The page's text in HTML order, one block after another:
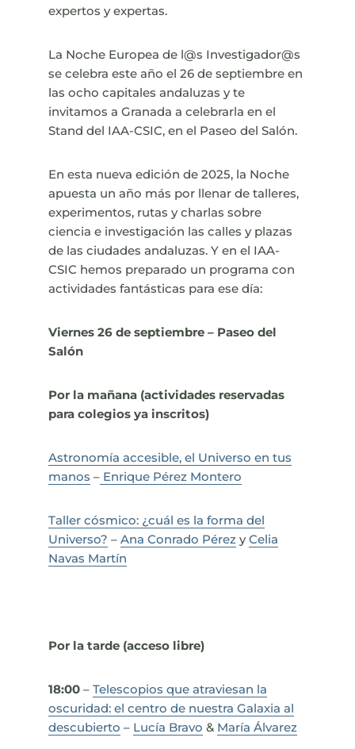
expertos y expertas.
La Noche Europea de l@s Investigador@s
se celebra este año el 26 de septiembre en
las ocho capitales andaluzas y te
invitamos a Granada a celebrarla en el
Stand del IAA-CSIC, en el Paseo del Salón.
En esta nueva edición de 2025, la Noche
apuesta un año más por llenar de talleres,
experimentos, rutas y charlas sobre
ciencia e investigación las calles y plazas
de las ciudades andaluzas. Y en el IAA-
CSIC hemos preparado un programa con
actividades fantásticas para ese día:
Viernes 26 de septiembre – Paseo del
Salón
Por la mañana (actividades reservadas
para colegios ya inscritos)
Astronomía accesible, el Universo en tus
manos – Enrique Pérez Montero
Taller cósmico: ¿cuál es la forma del
Universo? – Ana Conrado PérezyCelia
Navas Martín
Por la tarde (acceso libre)
18:00– Telescopios que atraviesan la
oscuridad: el centro de nuestra Galaxia al
descubierto – Lucía Bravo & María Álvarez